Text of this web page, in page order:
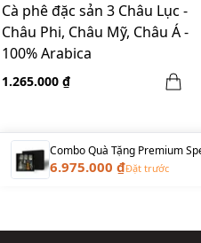
Cà phê đặc sản 3 Châu Lục -
Châu Phi, Châu Mỹ, Châu Á -
100% Arabica
1.265.000 ₫
6.975.000 ₫Đặt trước